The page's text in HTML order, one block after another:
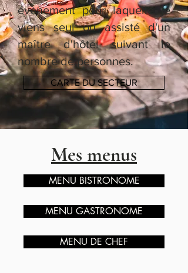
évènement pour laquelle je
viens seul ou assisté d'un
maître d'hôtel suivant le
nombre de personnes.
CARTE DU SECTEUR
Mes menus
MENU BISTRONOME
MENU GASTRONOME
MENU DE CHEF